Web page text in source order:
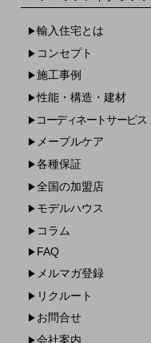
▶輸入住宅とは
▶ コンセプト
▶施工事例
▶性能・構造・建材
▶ コーディネートサービス
▶ メープルケア
▶各種保証
▶全国の加盟店
▶ モデルハウス
▶ コラム
▶ FAQ
▶ メルマガ登録
▶ リクルート
▶ お問合せ
▶会社案内